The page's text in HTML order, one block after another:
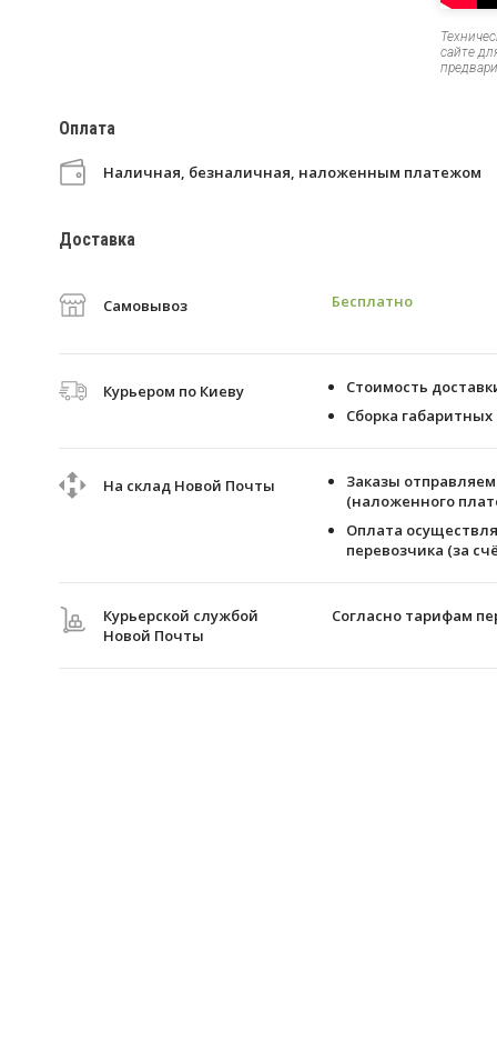
сайте
Оплата
Наличная, безналичная, наложенным платежом
Доставка
Самовывоз Бесплатно
Курьером по Киеву
Стоимость
Сборка
На склад Новой Почты
Заказы
(наложенного
Оплата
перевозчика (за
Курьерской службой
Новой Почты
Согласно тарифам